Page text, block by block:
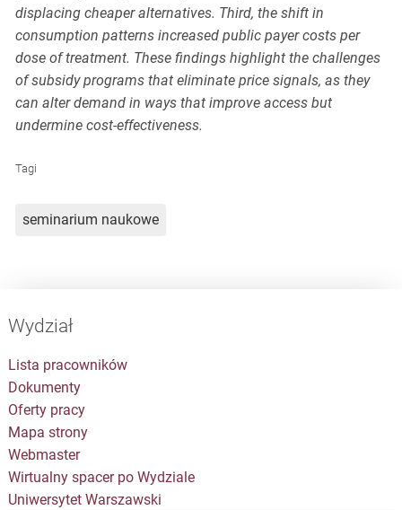
displacing cheaper alternatives. Third, the shift in
consumption patterns increased public payer costs per
dose of treatment. These findings highlight the challenges
of subsidy programs that eliminate price signals, as they
can alter demand in ways that improve access but
undermine cost-effectiveness.
Tagi
seminarium naukowe
Wydział
Lista pracowników
Dokumenty
Oferty pracy
Mapa strony
Webmaster
Wirtualny spacer po Wydziale
Uniwersytet Warszawski